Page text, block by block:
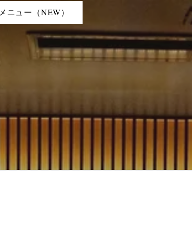
メニュー（NEW）